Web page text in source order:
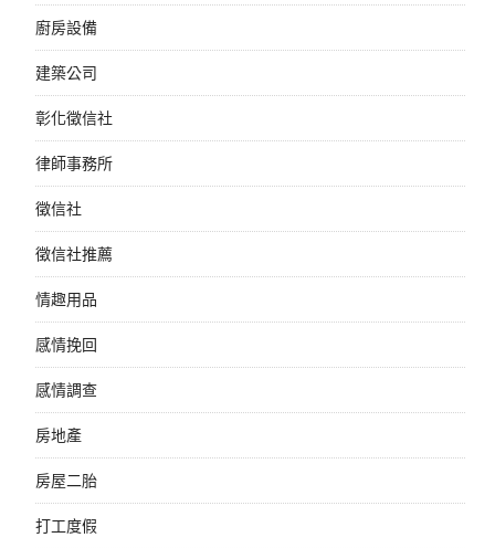
廚房設備
建築公司
彰化徵信社
律師事務所
徵信社
徵信社推薦
情趣用品
感情挽回
感情調查
房地產
房屋二胎
打工度假